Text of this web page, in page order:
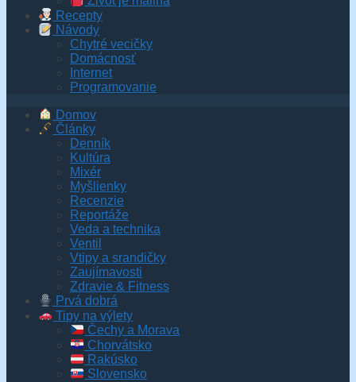
Recepty
Návody
Chytré vecičky
Domácnosť
Internet
Programovanie
Domov
Články
Denník
Kultúra
Mixér
Myšlienky
Recenzie
Reportáže
Veda a technika
Ventil
Vtipy a srandičky
Zaujímavosti
Zdravie & Fitness
Prvá dobrá
Tipy na výlety
Čechy a Morava
Chorvátsko
Rakúsko
Slovensko